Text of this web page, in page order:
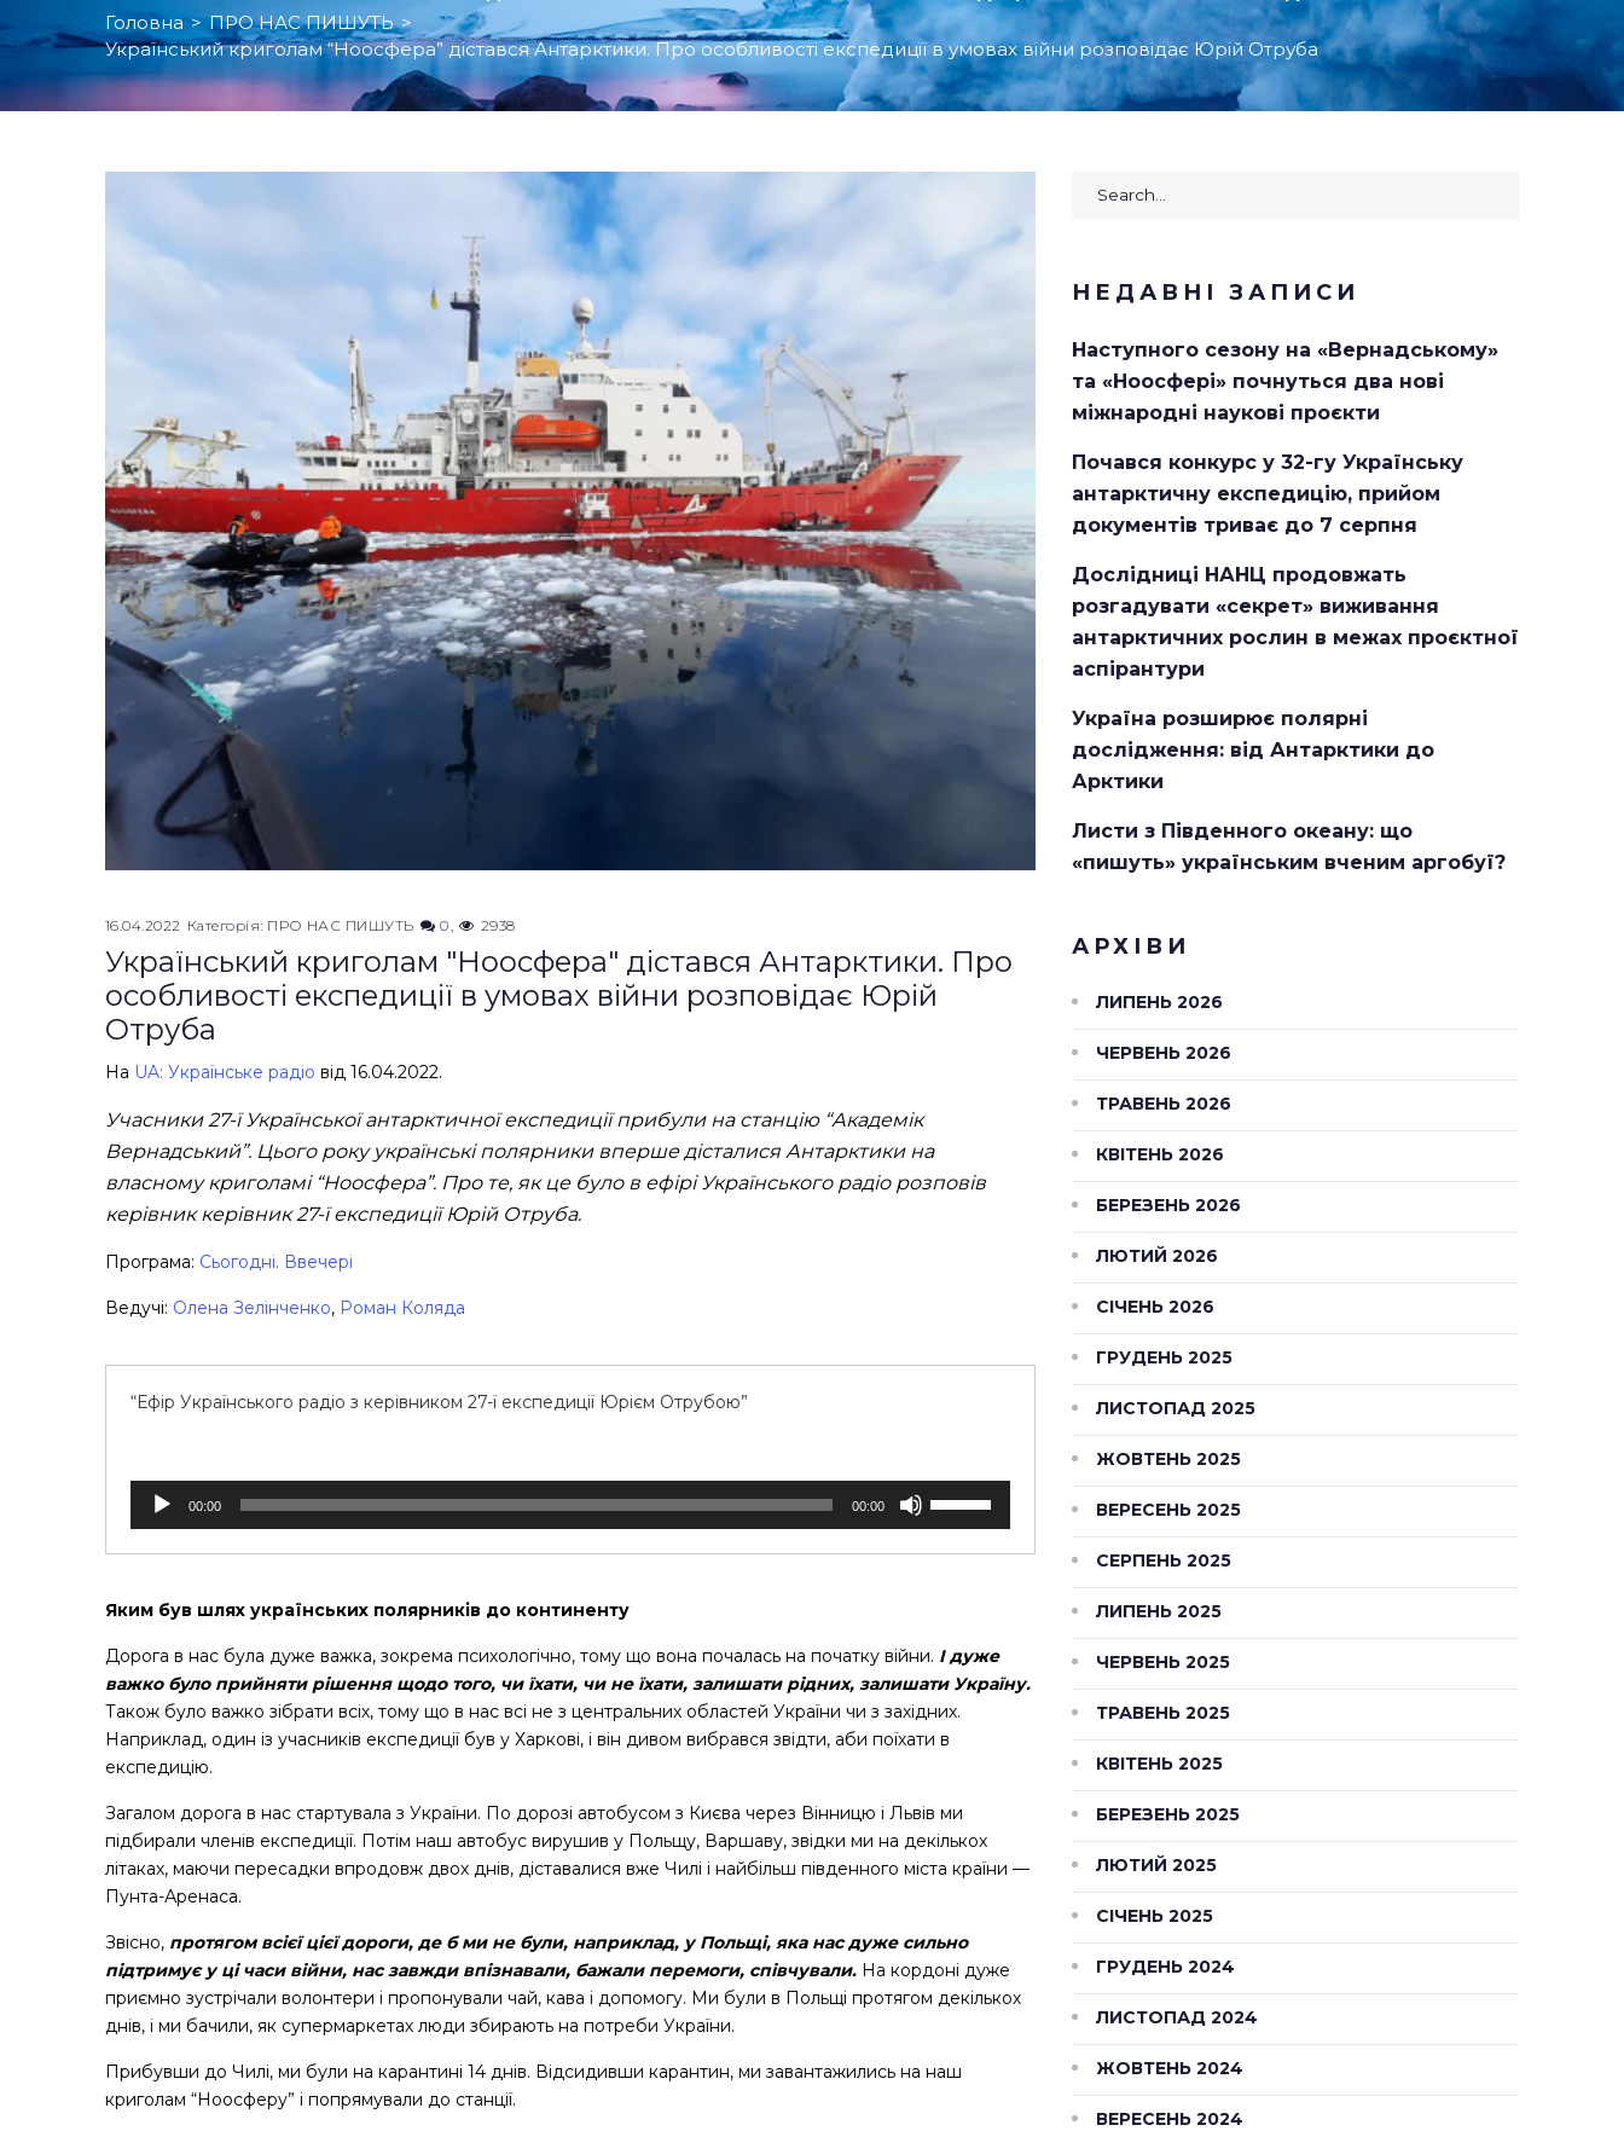
Головна > ПРО НАС ПИШУТЬ >
Український криголам “Ноосфера” дістався Антарктики. Про особливості експедиції в умовах війни розповідає Юрій Отруба
16.04.2022 Категорія: ПРО НАС ПИШУТЬ 0 2938
Український криголам "Ноосфера" дістався Антарктики. Про
особливості експедиції в умовах війни розповідає Юрій
Отруба
На UA: Українське радіо від 16.04.2022.
Учасники 27-ї Української антарктичної експедиції прибули на станцію “Академік
Вернадський”. Цього року українські полярники вперше дісталися Антарктики на
власному криголамі “Ноосфера”. Про те, як це було в ефірі Українського радіо розповів
керівник керівник 27-ї експедиції Юрій Отруба.
Програма: Сьогодні. Ввечері
Ведучі: Олена Зелінченко, Роман Коляда
“Ефір Українського радіо з керівником 27-ї експедиції Юрієм Отрубою”
Аудіопрогравач
00:00 00:00
збільшення
чи
зменшення
гучності.
Яким був шлях українських полярників до континенту
Дорога в нас була дуже важка, зокрема психологічно, тому що вона почалась на початку війни. І дуже
важко було прийняти рішення щодо того, чи їхати, чи не їхати, залишати рідних, залишати Україну.
Також було важко зібрати всіх, тому що в нас всі не з центральних областей України чи з західних.
Наприклад, один із учасників експедиції був у Харкові, і він дивом вибрався звідти, аби поїхати в
експедицію.
Загалом дорога в нас стартувала з України. По дорозі автобусом з Києва через Вінницю і Львів ми
підбирали членів експедиції. Потім наш автобус вирушив у Польщу, Варшаву, звідки ми на декількох
літаках, маючи пересадки впродовж двох днів, діставалися вже Чилі і найбільш південного міста країни —
Пунта-Аренаса.
Звісно, протягом всієї цієї дороги, де б ми не були, наприклад, у Польщі, яка нас дуже сильно
підтримує у ці часи війни, нас завжди впізнавали, бажали перемоги, співчували. На кордоні дуже
приємно зустрічали волонтери і пропонували чай, кава і допомогу. Ми були в Польщі протягом декількох
днів, і ми бачили, як супермаркетах люди збирають на потреби України.
Прибувши до Чилі, ми були на карантині 14 днів. Відсидивши карантин, ми завантажились на наш
криголам “Ноосферу” і попрямували до станції.
Search
НЕДАВНІ ЗАПИСИ
Наступного сезону на «Вернадському»
та «Ноосфері» почнуться два нові
міжнародні наукові проєкти
Почався конкурс у 32-гу Українську
антарктичну експедицію, прийом
документів триває до 7 серпня
Дослідниці НАНЦ продовжать
розгадувати «секрет» виживання
антарктичних рослин в межах проєктної
аспірантури
Україна розширює полярні
дослідження: від Антарктики до
Арктики
Листи з Південного океану: що
«пишуть» українським вченим аргобуї?
АРХІВИ
ЛИПЕНЬ 2026
ЧЕРВЕНЬ 2026
ТРАВЕНЬ 2026
КВІТЕНЬ 2026
БЕРЕЗЕНЬ 2026
ЛЮТИЙ 2026
СІЧЕНЬ 2026
ГРУДЕНЬ 2025
ЛИСТОПАД 2025
ЖОВТЕНЬ 2025
ВЕРЕСЕНЬ 2025
СЕРПЕНЬ 2025
ЛИПЕНЬ 2025
ЧЕРВЕНЬ 2025
ТРАВЕНЬ 2025
КВІТЕНЬ 2025
БЕРЕЗЕНЬ 2025
ЛЮТИЙ 2025
СІЧЕНЬ 2025
ГРУДЕНЬ 2024
ЛИСТОПАД 2024
ЖОВТЕНЬ 2024
ВЕРЕСЕНЬ 2024